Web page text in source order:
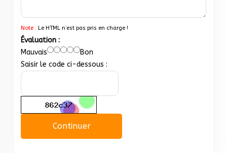
Note : Le HTML n’est pas pris en charge !
Évaluation :
Mauvais
Bon
Saisir le code ci-dessous :
Continuer